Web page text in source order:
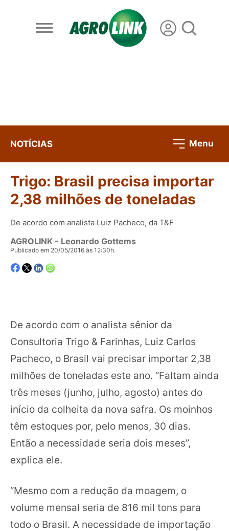
NOTÍCIAS Menu
Trigo: Brasil precisa importar
2,38 milhões de toneladas
De acordo com analista Luiz Pacheco, da T&F
AGROLINK - Leonardo Gottems
Publicado em 20/05/2016 às 12:30h.
De acordo com o analista sênior da
Consultoria Trigo & Farinhas, Luiz Carlos
Pacheco, o Brasil vai precisar importar 2,38
milhões de toneladas este ano. “Faltam ainda
três meses (junho, julho, agosto) antes do
início da colheita da nova safra. Os moinhos
têm estoques por, pelo menos, 30 dias.
Então a necessidade seria dois meses”,
explica ele.
“Mesmo com a redução da moagem, o
volume mensal seria de 816 mil tons para
todo o Brasil. A necessidade de importação